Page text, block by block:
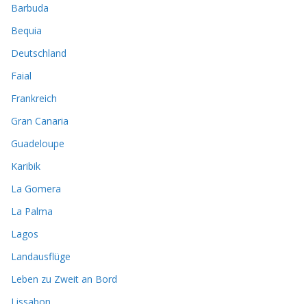
Barbuda
Bequia
Deutschland
Faial
Frankreich
Gran Canaria
Guadeloupe
Karibik
La Gomera
La Palma
Lagos
Landausflüge
Leben zu Zweit an Bord